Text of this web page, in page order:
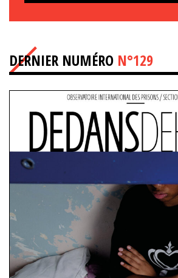
DERNIER NUMÉRO N°129